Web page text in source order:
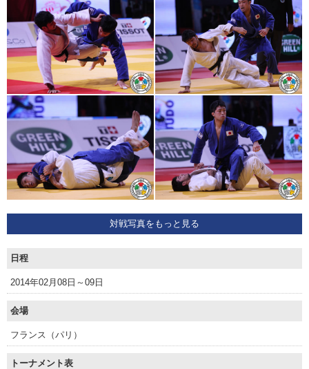
対戦写真をもっと見る
日程
2014年02月08日～09日
会場
フランス（パリ）
トーナメント表